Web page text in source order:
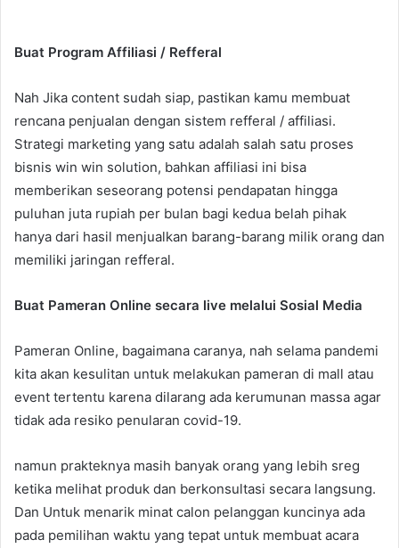
Buat Program Affiliasi / Refferal
Nah Jika content sudah siap, pastikan kamu membuat
rencana penjualan dengan sistem refferal / affiliasi.
Strategi marketing yang satu adalah salah satu proses
bisnis win win solution, bahkan affiliasi ini bisa
memberikan seseorang potensi pendapatan hingga
puluhan juta rupiah per bulan bagi kedua belah pihak
hanya dari hasil menjualkan barang-barang milik orang dan
memiliki jaringan refferal.
Buat Pameran Online secara live melalui Sosial Media
Pameran Online, bagaimana caranya, nah selama pandemi
kita akan kesulitan untuk melakukan pameran di mall atau
event tertentu karena dilarang ada kerumunan massa agar
tidak ada resiko penularan covid-19.
namun prakteknya masih banyak orang yang lebih sreg
ketika melihat produk dan berkonsultasi secara langsung.
Dan Untuk menarik minat calon pelanggan kuncinya ada
pada pemilihan waktu yang tepat untuk membuat acara